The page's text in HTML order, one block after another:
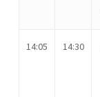
14:05 14:30